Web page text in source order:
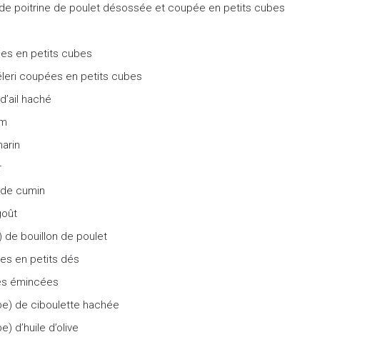
poitrine de poulet désossée et coupée en petits cubes
en petits cubes
coupées en petits cubes
haché
cumin
de bouillon de poulet
en petits dés
émincées
de ciboulette hachée
d’huile d’olive